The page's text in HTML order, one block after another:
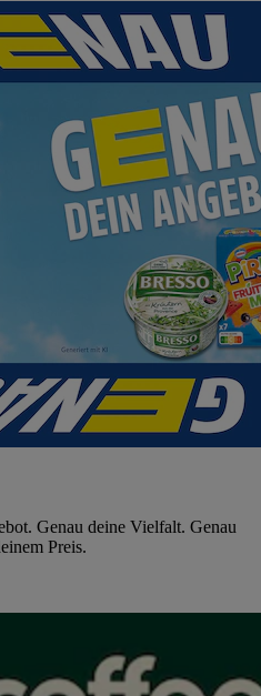
Genau deine Vielfalt. Genau
Preis.